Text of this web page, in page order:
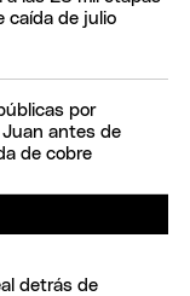
caída de julio
por
Juan antes de
de cobre
detrás de